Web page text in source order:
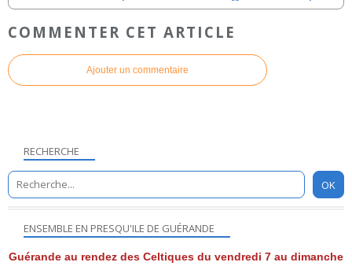
COMMENTER CET ARTICLE
Ajouter un commentaire
RECHERCHE
ENSEMBLE EN PRESQU'ILE DE GUÉRANDE
Guérande au rendez des Celtiques du vendredi 7 au dimanche